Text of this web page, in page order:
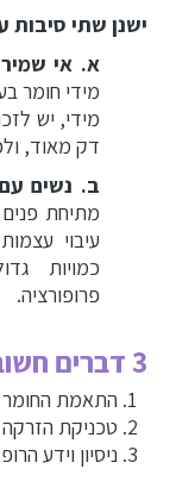
ישנן שתי סיבות
א. אי
מידי חומר
מידי, יש
דק מאוד,
ב. נשים
מתיחת
עיבוי
כמויות
פרופורציה.
3 דברים חשובים לקבלת תוצאה טובה:
התאמת החומר
טכניקת הזרקה
ניסיון וידע